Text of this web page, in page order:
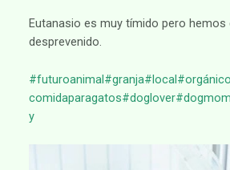
Eutanasio es muy tímido pero
desprevenido.
#futuroanimal#granja#local#orgánico
comidaparagatos#doglover#dogmom
y